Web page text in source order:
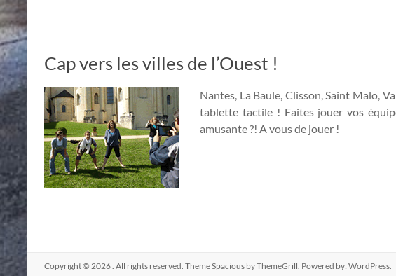
Cap vers les villes de l’Ouest !
Nantes, La Baule, Clisson, Saint Malo,
tablette tactile ! Faites jouer vos
amusante ?! A vous de jouer !
Copyright © 2026 . All rights reserved. ThemeSpacious by ThemeGrill. Powered by: WordPress